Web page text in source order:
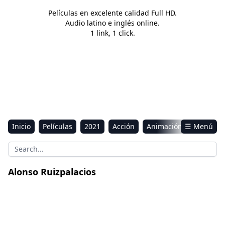
Películas en excelente calidad Full HD.
Audio latino e inglés online.
1 link, 1 click.
Inicio Películas 2021 Acción
Animación
Aventura
Ciencia ficción Comedia
Drama
Sci-Fi & Fantasy
☰ Menú
Alonso Ruizpalacios